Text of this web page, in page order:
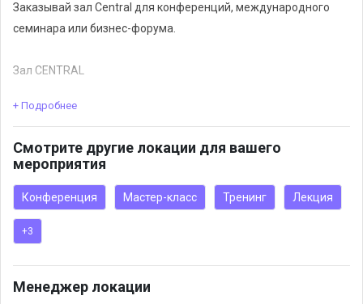
Заказывай зал Central для конференций, международного
семинара или бизнес-форума.
Зал CENTRAL
✅Светлое и функциональное пространство на 250 человек,
✅Высококлассная техническая оснастка
✅Команда ивент сервиса
✅Собственный кейтеринг
✅Панорамный вид на Оперный театр
✅5 минут от метро и 1 минута под паркингом
В стоимость аренды зала входит:
+ Подробнее
Смотрите другие локации для вашего
мероприятия
Конференция Мастер-класс Тренинг Лекция
+3
Менеджер локации